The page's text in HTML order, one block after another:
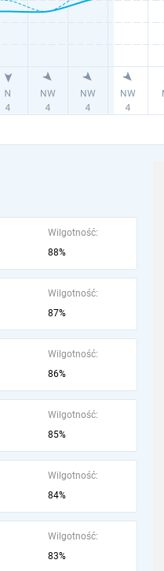
Wilgotność:
88%
Wilgotność:
87%
Wilgotność:
86%
Wilgotność:
85%
Wilgotność:
84%
Wilgotność:
83%